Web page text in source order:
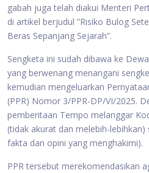
gabah juga telah diakui Menteri
di artikel berjudul ”Risiko Bulog
Beras Sepanjang Sejarah”.
Sengketa ini sudah dibawa ke
yang berwenang menangani
kemudian mengeluarkan
(PPR) Nomor 3/PPR-DP/VI/2025.
pemberitaan Tempo melanggar
(tidak akurat dan melebih-
fakta dan opini yang menghakimi).
PPR tersebut merekomendasikan